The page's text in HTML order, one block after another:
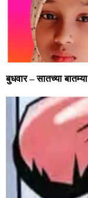
बुधवार – सातच्या बातम्या